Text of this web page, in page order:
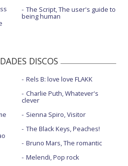
The Script, The user's guide to
being human
DISCOS
Rels B: love love FLAKK
Charlie Puth, Whatever's
clever
Sienna Spiro, Visitor
The Black Keys, Peaches!
Bruno Mars, The romantic
Melendi, Pop rock